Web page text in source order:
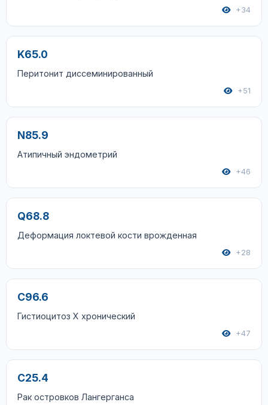
+34
K65.0
Перитонит диссеминированный
+51
N85.9
Атипичный эндометрий
+46
Q68.8
Деформация локтевой кости врожденная
+28
C96.6
Гистиоцитоз X хронический
+47
C25.4
Рак островков Лангерганса